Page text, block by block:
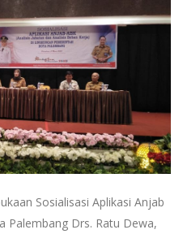
Sosialisasi Aplikasi Anjab
Palembang Drs. Ratu Dewa,